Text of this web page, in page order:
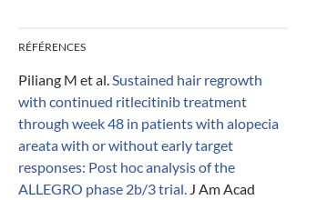
RÉFÉRENCES
Piliang M et al.Sustained hair regrowth
with continued ritlecitinib treatment
through week 48 in patients with alopecia
areata with or without early target
responses: Post hoc analysis of the
ALLEGRO phase 2b/3 trial. J Am Acad